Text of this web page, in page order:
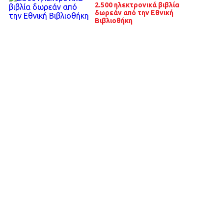
2.500 ηλεκτρονικά βιβλία
δωρεάν από την Εθνική
Βιβλιοθήκη